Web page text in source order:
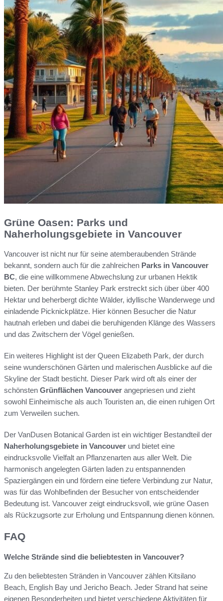
Grüne Oasen: Parks und
Naherholungsgebiete in Vancouver
Vancouver ist nicht nur für seine atemberaubenden Strände
bekannt, sondern auch für die zahlreichen Parks in Vancouver
BC, die eine willkommene Abwechslung zur urbanen Hektik
bieten. Der berühmte Stanley Park erstreckt sich über über 400
Hektar und beherbergt dichte Wälder, idyllische Wanderwege und
einladende Picknickplätze. Hier können Besucher die Natur
hautnah erleben und dabei die beruhigenden Klänge des Wassers
und das Zwitschern der Vögel genießen.
Ein weiteres Highlight ist der Queen Elizabeth Park, der durch
seine wunderschönen Gärten und malerischen Ausblicke auf die
Skyline der Stadt besticht. Dieser Park wird oft als einer der
schönsten Grünflächen Vancouver angepriesen und zieht
sowohl Einheimische als auch Touristen an, die einen ruhigen Ort
zum Verweilen suchen.
Der VanDusen Botanical Garden ist ein wichtiger Bestandteil der
Naherholungsgebiete in Vancouver und bietet eine
eindrucksvolle Vielfalt an Pflanzenarten aus aller Welt. Die
harmonisch angelegten Gärten laden zu entspannenden
Spaziergängen ein und fördern eine tiefere Verbindung zur Natur,
was für das Wohlbefinden der Besucher von entscheidender
Bedeutung ist. Vancouver zeigt eindrucksvoll, wie grüne Oasen
als Rückzugsorte zur Erholung und Entspannung dienen können.
FAQ
Welche Strände sind die beliebtesten in Vancouver?
Zu den beliebtesten Stränden in Vancouver zählen Kitsilano
Beach, English Bay und Jericho Beach. Jeder Strand hat seine
eigenen Besonderheiten und bietet verschiedene Aktivitäten für